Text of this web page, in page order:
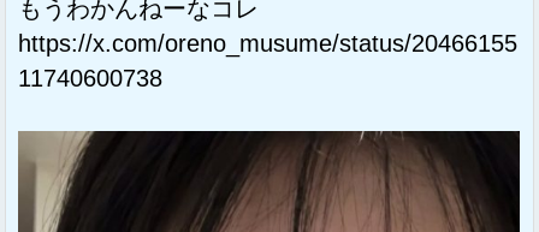
もうわかんねーなコレ
https://x.com/oreno_musume/status/20466155
11740600738